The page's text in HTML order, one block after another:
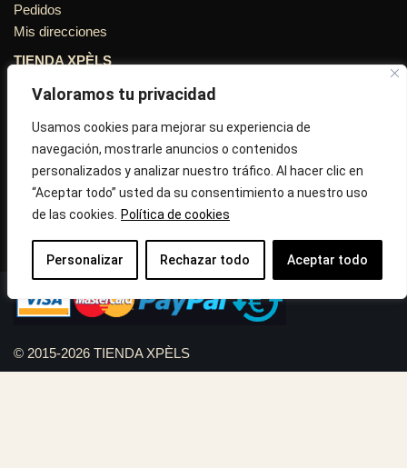
Valoramos tu privacidad
Usamos cookies para mejorar su experiencia de
navegación, mostrarle anuncios o contenidos
personalizados y analizar nuestro tráfico. Al hacer clic en
“Aceptar todo” usted da su consentimiento a nuestro uso
de las cookies.
Política de cookies
Personalizar Rechazar todo Aceptar todo
Pedidos
Mis direcciones
TIENDA XPÈLS
Avinguda Molins de Rei Nº 3
08755, Barcelona, Cataluña, España
Horario: Lun-Vie 09:30h a 13:30h y 16:45h a 20:00h - Sab
10:30h a 14:.00h
Correo:info@tiendaxpels.com
© 2015-2026 TIENDA XPÈLS